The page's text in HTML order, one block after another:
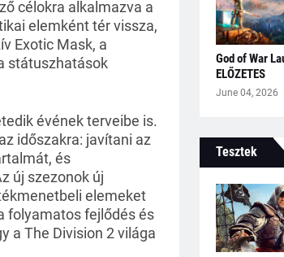
célokra alkalmazva a
elemként tér vissza,
Exotic Mask, a
státuszhatások
évének terveibe is.
időszakra: javítani az
és
új szezonok új
elemeket
folyamatos fejlődés és
a The Division 2 világa
God of War
ELŐZETES
June 04, 2026
Tesztek